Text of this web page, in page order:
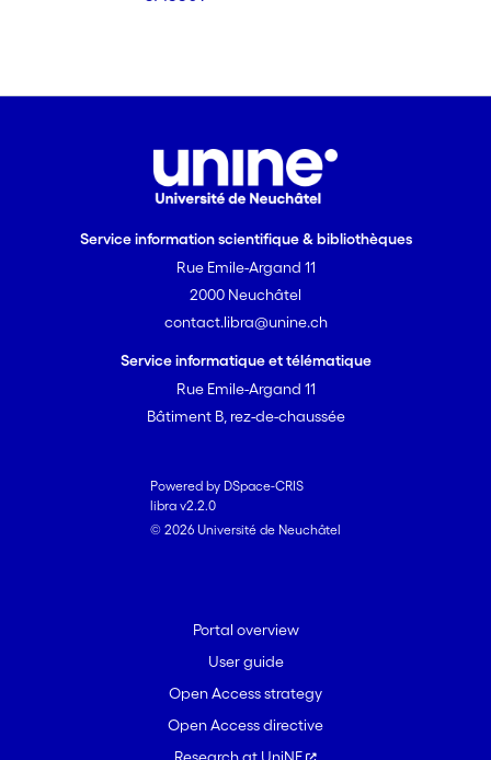
Service information scientifique & bibliothèques
Rue Emile-Argand 11
2000 Neuchâtel
contact.libra@unine.ch
Service informatique et télématique
Rue Emile-Argand 11
Bâtiment B, rez-de-chaussée
Powered by DSpace-CRIS
libra v2.2.0
© 2026 Université de Neuchâtel
Portal overview
User guide
Open Access strategy
Open Access directive